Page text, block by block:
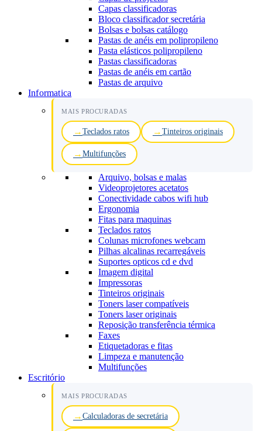
Capas classificadoras
Bloco classificador secretária
Bolsas e bolsas catálogo
Pastas de anéis em polipropileno
Pasta elásticos polipropileno
Pastas classificadoras
Pastas de anéis em cartão
Pastas de arquivo
Informatica
MAIS PROCURADAS
Teclados ratos Tinteiros originais
Multifunções
Arquivo, bolsas e malas
Videoprojetores acetatos
Conectividade cabos wifi hub
Ergonomia
Fitas para maquinas
Teclados ratos
Colunas microfones webcam
Pilhas alcalinas recarregáveis
Suportes opticos cd e dvd
Imagem digital
Impressoras
Tinteiros originais
Toners laser compatíveis
Toners laser originais
Reposição transferência térmica
Faxes
Etiquetadoras e fitas
Limpeza e manutenção
Multifunções
Escritório
MAIS PROCURADAS
Calculadoras de secretária